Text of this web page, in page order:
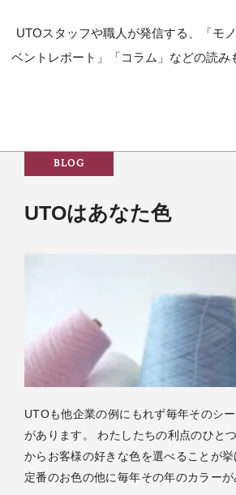
UTOスタッフや職人が発信する、「モ
ベントレポート」「コラム」などの読み
BLOG
UTOはあなた色
UTOも他企業の例にもれず毎年そのシ
があります。 わたしたちの利点のひと
からお客様の好きな色を選べることが挙
定番のお色の他に毎年その年のカラーが